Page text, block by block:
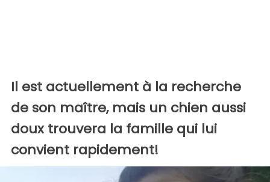
Il est actuellement à la recherche
de son maître, mais un chien aussi
doux trouvera la famille qui lui
convient rapidement!